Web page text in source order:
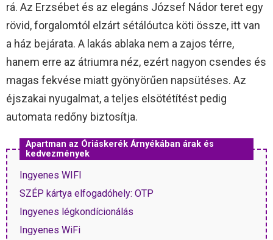
rá. Az Erzsébet és az elegáns József Nádor teret egy
rövid, forgalomtól elzárt sétálóutca köti össze, itt van
a ház bejárata. A lakás ablaka nem a zajos térre,
hanem erre az átriumra néz, ezért nagyon csendes és
magas fekvése miatt gyönyörűen napsütéses. Az
éjszakai nyugalmat, a teljes elsötétítést pedig
automata redőny biztosítja.
Apartman az Óriáskerék Árnyékában árak és
kedvezmények
Ingyenes WIFI
SZÉP kártya elfogadóhely: OTP
Ingyenes légkondícionálás
Ingyenes WiFi